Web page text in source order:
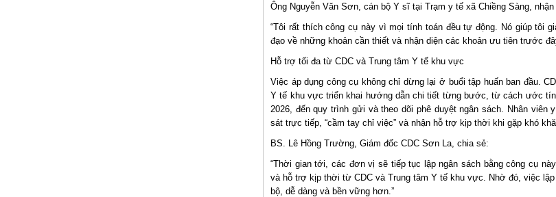
Ông Nguyễn Văn Sơn, cán bộ Y sĩ tại Trạm y tế xã Chiềng Sàng, nhận
“Tôi rất thích công cụ này vì mọi tính toán đều tự động. Nó giúp tôi
đạo về những khoản cần thiết và nhận diện các khoản ưu tiên trước
Hỗ trợ tối đa từ CDC và Trung tâm Y tế khu vực
Việc áp dụng công cụ không chỉ dừng lại ở buổi tập huấn ban đầu.
Y tế khu vực triển khai hướng dẫn chi tiết từng bước, từ cách ước
2026, đến quy trình gửi và theo dõi phê duyệt ngân sách. Nhân viên
sát trực tiếp, “cầm tay chỉ việc” và nhận hỗ trợ kịp thời khi gặp khó
BS. Lê Hồng Trường, Giám đốc CDC Sơn La, chia sẻ:
“Thời gian tới, các đơn vị sẽ tiếp tục lập ngân sách bằng công cụ
và hỗ trợ kịp thời từ CDC và Trung tâm Y tế khu vực. Nhờ đó, việc
bộ, dễ dàng và bền vững hơn.”